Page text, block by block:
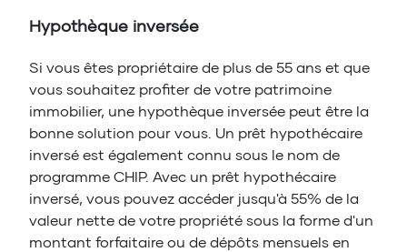
Hypothèque inversée
Si vous êtes propriétaire de plus de 55 ans et que
vous souhaitez profiter de votre patrimoine
immobilier, une hypothèque inversée peut être la
bonne solution pour vous. Un prêt hypothécaire
inversé est également connu sous le nom de
programme CHIP. Avec un prêt hypothécaire
inversé, vous pouvez accéder jusqu'à 55% de la
valeur nette de votre propriété sous la forme d'un
montant forfaitaire ou de dépôts mensuels en